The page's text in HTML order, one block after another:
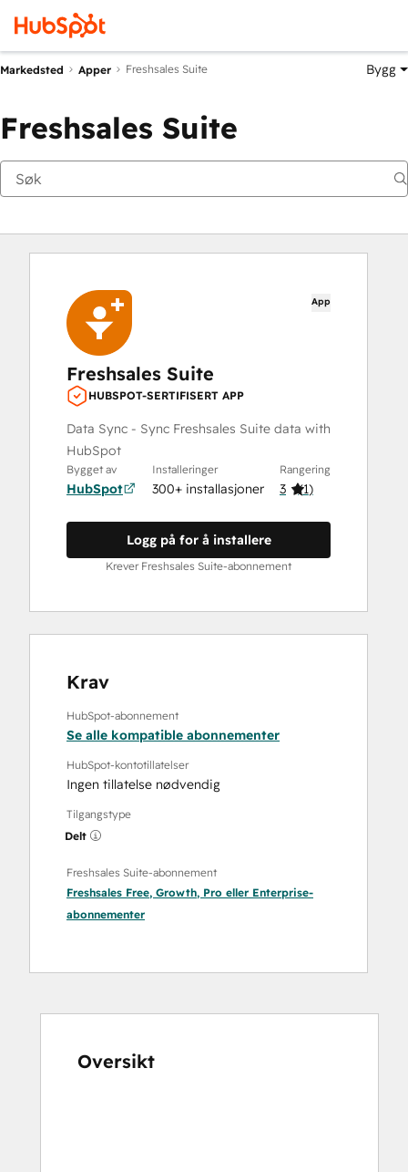
Markedsted Apper Freshsales Suite Bygg
Freshsales Suite
App
Freshsales Suite
HUBSPOT-SERTIFISERT APP
Data Sync - Sync Freshsales Suite data with
HubSpot
Bygget av
HubSpot
Installeringer
300+ installasjoner
Rangering
3 (1)
Logg på for å installere
Krever Freshsales Suite-abonnement
Krav
HubSpot-abonnement
Se alle kompatible abonnementer
HubSpot-kontotillatelser
Ingen tillatelse nødvendig
Tilgangstype
Delt
Freshsales Suite-abonnement
Freshsales Free, Growth, Pro eller Enterprise-
abonnementer
Oversikt